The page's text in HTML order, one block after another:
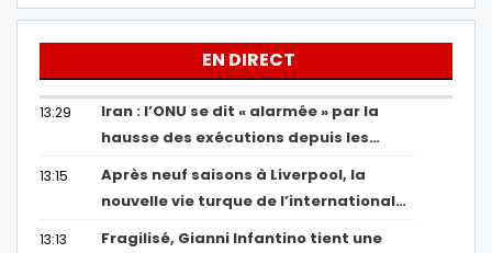
EN DIRECT
13:29
Iran : l’ONU se dit « alarmée » par la
hausse des exécutions depuis les…
13:15
Après neuf saisons à Liverpool, la
nouvelle vie turque de l’international…
13:13
Fragilisé, Gianni Infantino tient une